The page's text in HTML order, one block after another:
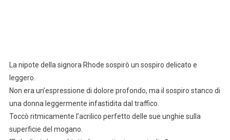
La nipote della signora Rhode sospirò un sospiro delicato e
leggero.
Non era un’espressione di dolore profondo, ma il sospiro stanco di
una donna leggermente infastidita dal traffico.
Toccò ritmicamente l’acrilico perfetto delle sue unghie sulla
superficie del mogano.